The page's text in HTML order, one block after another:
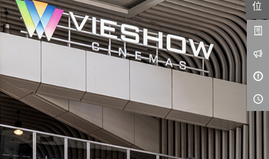
位
IMAX
4DX
VR 演唱會
GOLD CLASS
LIVE演唱會
影城公告